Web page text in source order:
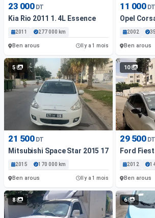
23 000 DT
Kia Rio 2011 1. 4L Essence
2011 277 000 km
Ben arous Il y a 1 mois
11 000 DT
Opel
2002
Ben arous
5
21 500 DT
Mitsubishi Space Star 2015 17000 Km
2015 170 000 km
Ben arous Il y a 1 mois
10
29 500 DT
Ford
2012
Ben arous
8 6